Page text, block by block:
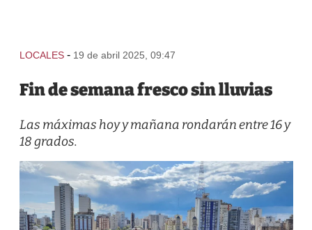
LOCALES - 19 de abril 2025, 09:47
Fin de semana fresco sin lluvias
Las máximas hoy y mañana rondarán entre 16 y
18 grados.